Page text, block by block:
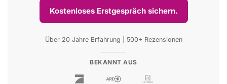
Kostenloses Erstgespräch sichern.
Über 20 Jahre Erfahrung | 500+ Rezensionen
BEKANNT AUS